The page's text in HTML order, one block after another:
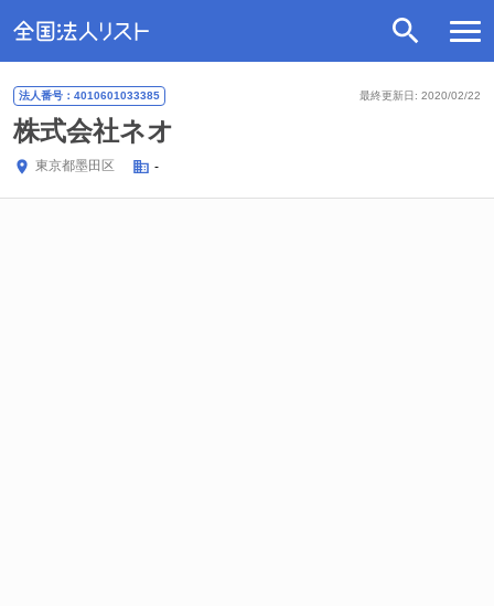
最終更新日: 2020/02/22
法人番号：4010601033385
株式会社ネオ
東京都墨田区 -